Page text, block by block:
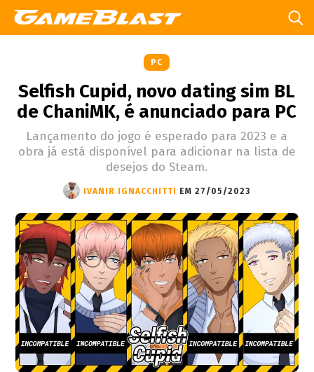
PC
Selfish Cupid, novo dating sim BL
de ChaniMK, é anunciado para PC
Lançamento do jogo é esperado para 2023 e a
obra já está disponível para adicionar na lista de
desejos do Steam.
IVANIR IGNACCHITTI EM 27/05/2023